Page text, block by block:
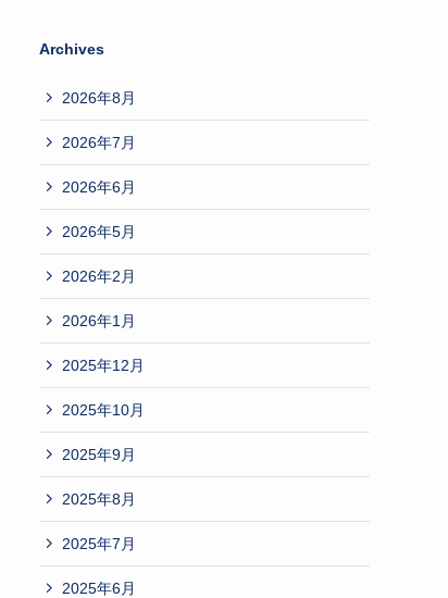
Archives
2026年8月
2026年7月
2026年6月
2026年5月
2026年2月
2026年1月
2025年12月
2025年10月
2025年9月
2025年8月
2025年7月
2025年6月